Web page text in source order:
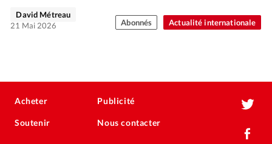
Actualité internationale
David Métreau
21 Mai 2026
Abonnés
Acheter
Soutenir
Publicité
Nous contacter